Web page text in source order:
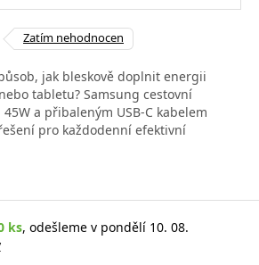
Zatím nehodnocen
jak bleskově doplnit energii
tabletu? Samsung cestovní
a přibaleným USB-C kabelem
pro každodenní efektivní
ks, odešleme v pondělí 10. 08.